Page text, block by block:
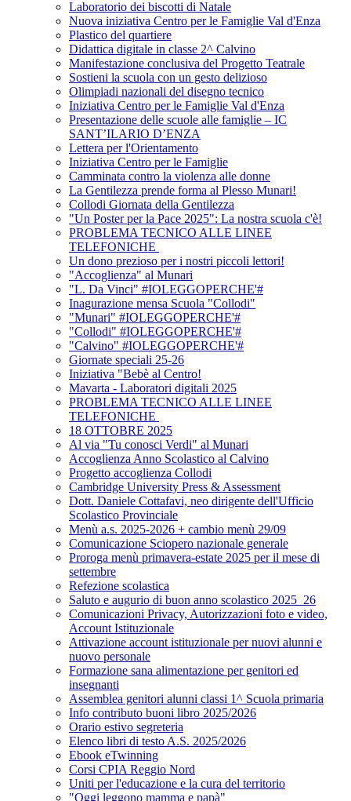
Laboratorio dei biscotti di Natale
Nuova iniziativa Centro per le Famiglie Val d'Enza
Plastico del quartiere
Didattica digitale in classe 2^ Calvino
Manifestazione conclusiva del Progetto Teatrale
Sostieni la scuola con un gesto delizioso
Olimpiadi nazionali del disegno tecnico
Iniziativa Centro per le Famiglie Val d'Enza
Presentazione delle scuole alle famiglie – IC
SANT’ILARIO D’ENZA
Lettera per l'Orientamento
Iniziativa Centro per le Famiglie
Camminata contro la violenza alle donne
La Gentilezza prende forma al Plesso Munari!
Collodi Giornata della Gentilezza
"Un Poster per la Pace 2025": La nostra scuola c'è!
PROBLEMA TECNICO ALLE LINEE
TELEFONICHE
Un dono prezioso per i nostri piccoli lettori!
"Accoglienza" al Munari
"L. Da Vinci" #IOLEGGOPERCHE'#
Inagurazione mensa Scuola "Collodi"
"Munari" #IOLEGGOPERCHE'#
"Collodi" #IOLEGGOPERCHE'#
"Calvino" #IOLEGGOPERCHE'#
Giornate speciali 25-26
Iniziativa "Bebè al Centro!
Mavarta - Laboratori digitali 2025
PROBLEMA TECNICO ALLE LINEE
TELEFONICHE
18 OTTOBRE 2025
Al via "Tu conosci Verdi" al Munari
Accoglienza Anno Scolastico al Calvino
Progetto accoglienza Collodi
Cambridge University Press & Assessment
Dott. Daniele Cottafavi, neo dirigente dell'Ufficio
Scolastico Provinciale
Menù a.s. 2025-2026 + cambio menù 29/09
Comunicazione Sciopero nazionale generale
Proroga menù primavera-estate 2025 per il mese di
settembre
Refezione scolastica
Saluto e augurio di buon anno scolastico 2025_26
Comunicazioni Privacy, Autorizzazioni foto e video,
Account Istituzionale
Attivazione account istituzionale per nuovi alunni e
nuovo personale
Formazione sana alimentazione per genitori ed
insegnanti
Assemblea genitori alunni classi 1^ Scuola primaria
Info contributo buoni libro 2025/2026
Orario estivo segreteria
Elenco libri di testo A.S. 2025/2026
Ebook eTwinning
Corsi CPIA Reggio Nord
Uniti per l'educazione e la cura del territorio
"Oggi leggono mamma e papà"